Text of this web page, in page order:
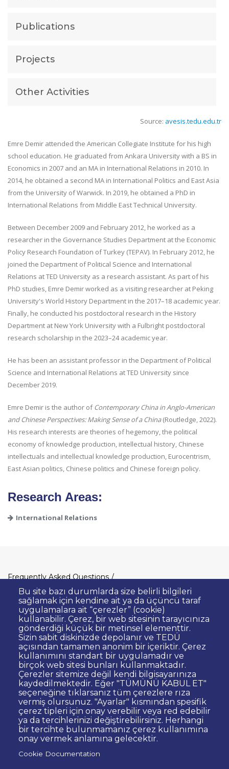
Publications
Projects
Other Activities
Bu site bazı durumlarda size belirli bilgileri
sağlamak için kendine ait ya da üçüncü taraf
uygulamalara ait “çerezler” (cookie)
kullanabilir. Çerez, bir web sitesinin tarayıcınıza
gönderdiği küçük bir metinsel elementtir.
Sizin sabit diskinizde depolanır ve TEDÜ
açısından tamamen anonim bir içeriktir. Çerez
kullanımını standart bir uygulamadır ve
birçok web sitesi bunları kullanmaktadır.
Çerezler sitemize değil kendi bilgisayarınıza
kaydedilmektedir. Eğer "TÜMÜNÜ KABUL ET"
seçeneğine tıklarsanız tüm çerezlere rıza
vermiş olursunuz. "Ayarlar" kısmından spesifik
çerez tipleri için onay verebilir veya red edebilir
ya da tercihlerinizi değiştirebilirsiniz. Herhangi
bir tercihte bulunmamanız çerez kullanımına
onay vermek anlamına gelecektir.
Cookie Documentation
Dipnot
Frequently Asked Questions
Clarification Text on Personal Data
Processing
Privacy Policy
Disclaimer
Right to Information
Contact Site Administrator
Bid Announcements
Corporate Identity
Open Consent Statement
Web Accessibility Statement
© TED University. Ziya Gökalp Caddesi No:48 06420, Kolej
Çankaya - Ankara
TED
UniversityUniversityUniversityUniversity
TED